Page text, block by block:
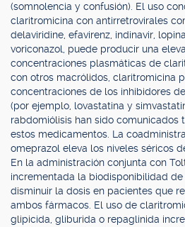
(somnolencia y confusión). El uso
claritromicina con antirretrovirales
delaviridine, efavirenz, indinavir,
voriconazol, puede producir una
concentraciones plasmáticas de
con otros macrólidos, claritromicina
concentraciones de los inhibidores
(por ejemplo, lovastatina y
rabdomiólisis han sido comunicados
estos medicamentos. La
omeprazol eleva los niveles séricos
En la administración conjunta con
incrementada la biodisponibilidad
disminuir la dosis en pacientes que
ambos fármacos. El uso de
glipicida, gliburida o repaglinida